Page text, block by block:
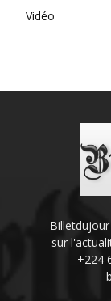
Vidéo
sur
+224